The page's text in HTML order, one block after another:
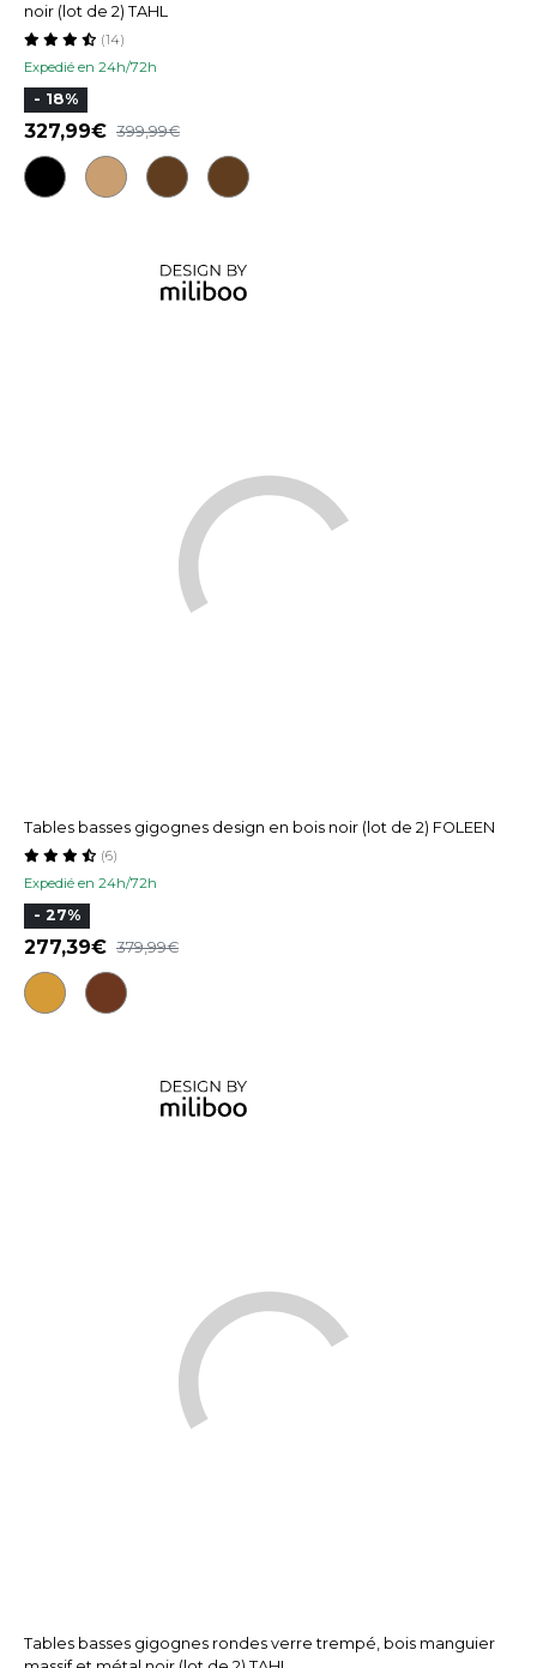
noir (lot de 2) TAHL
Expedié en 24h/72h
(14)
- 18%
327,99 399,99
Tables basses gigognes design en bois noir (lot de 2) FOLEEN
Expedié en 24h/72h
(6)
- 27%
277,39 379,99
Tables basses gigognes rondes verre trempé, bois manguier